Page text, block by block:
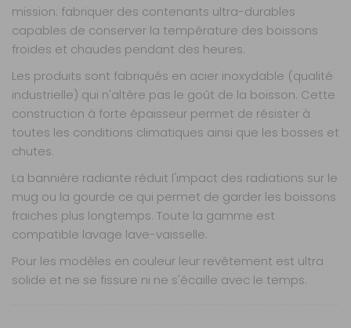
Référence :
522368
Modèle :MUG
ISOTHERME
COUVERCLE
60CL
Prix : 40 €TTC
27,90 €
Disponibilité :
Retrait magasin uniquement (maximum : 5)
Retrait Magasin
DISPONIBLE IMMÉDIATEMENT
mission: fabriquer des contenants ultra-durables
capables de conserver la température des boissons
froides et chaudes pendant des heures.
Les produits sont fabriqués en acier inoxydable (qualité
industrielle) qui n'altère pas le goût de la boisson. Cette
construction à forte épaisseur permet de résister à
toutes les conditions climatiques ainsi que les bosses et
chutes.
La bannière radiante réduit l'impact des radiations sur le
mug ou la gourde ce qui permet de garder les boissons
fraiches plus longtemps. Toute la gamme est
compatible lavage lave-vaisselle.
Pour les modèles en couleur leur revêtement est ultra
solide et ne se fissure ni ne s'écaille avec le temps.